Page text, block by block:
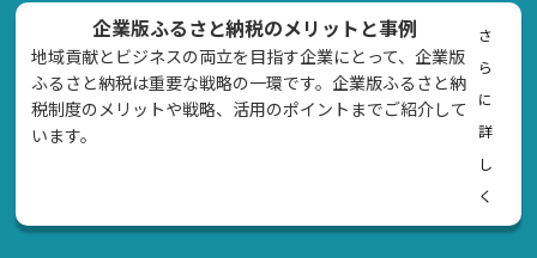
企業版ふるさと納税のメリットと事例
地域貢献とビジネスの両立を目指す企業にとって、企業版
ふるさと納税は重要な戦略の一環です。企業版ふるさと納
税制度のメリットや戦略、活用のポイントまでご紹介して
います。
さ
ら
に
詳
し
く